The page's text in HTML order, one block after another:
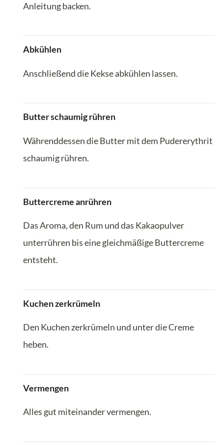
Anleitung backen.
Abkühlen
Anschließend die Kekse abkühlen lassen.
Butter schaumig rühren
Währenddessen die Butter mit dem Pudererythrit
schaumig rühren.
Buttercreme anrühren
Das Aroma, den Rum und das Kakaopulver
unterrühren bis eine gleichmäßige Buttercreme
entsteht.
Kuchen zerkrümeln
Den Kuchen zerkrümeln und unter die Creme
heben.
Vermengen
Alles gut miteinander vermengen.